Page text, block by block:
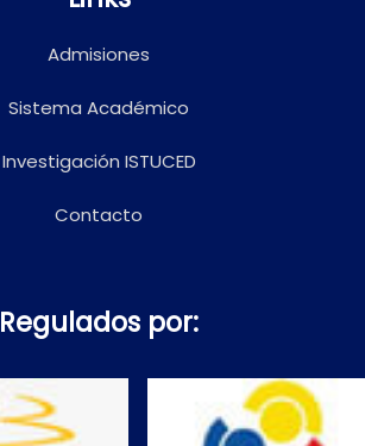
Admisiones
Sistema Académico
Investigación ISTUCED
Contacto
Regulados por: